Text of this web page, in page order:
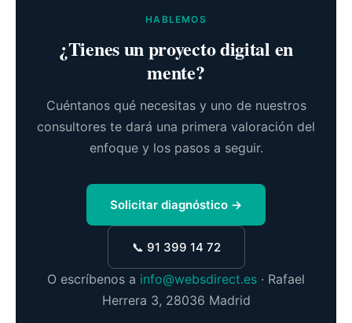
HABLEMOS
¿Tienes un proyecto digital en
mente?
Cuéntanos qué necesitas y uno de nuestros
consultores te dará una primera valoración del
enfoque y los pasos a seguir.
Solicitar diagnóstico →
📞 91 399 14 72
O escríbenos a info@websdirect.es · Rafael
Herrera 3, 28036 Madrid